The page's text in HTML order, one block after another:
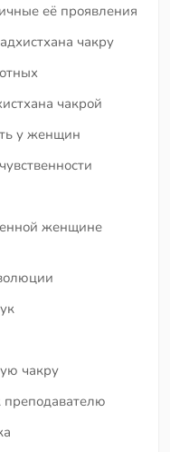
её проявления
чакру
чакрой
у женщин
женщине
чакру
преподавателю